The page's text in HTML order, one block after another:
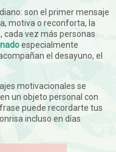
son el primer mensaje
motiva o reconforta, la
cada vez más personas
especialmente
el desayuno, el
motivacionales se
un objeto personal con
puede recordarte tus
incluso en días